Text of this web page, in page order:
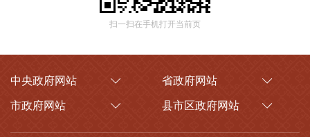
扫一扫在手机打开当前页
中央政府网站 省政府网站
市政府网站 县市区政府网站